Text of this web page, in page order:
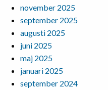
november 2025
september 2025
augusti 2025
juni 2025
maj 2025
januari 2025
september 2024